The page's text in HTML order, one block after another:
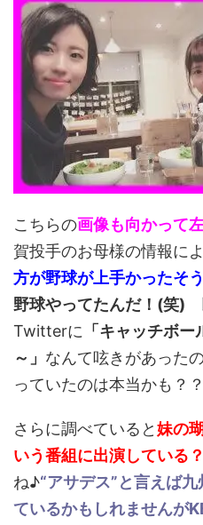
こちらの画像も向かって
賀投手のお母様の情報によ
方が野球が上手かったそ
野球やってたんだ！(笑)
Twitterに 「キャッチボ
～」 なんて呟きがあった
っていたのは本当かも？？
さらに調べていると妹の
いう番組に出演している？
ね♪“アサデス”と言えば
ているかもしれませんが